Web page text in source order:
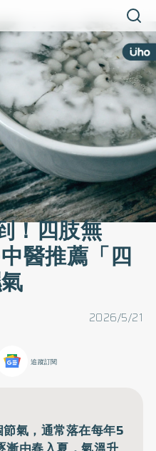
！四肢無
醫推薦「四
2026/5/21
追蹤訂閱
氣，通常落在每年5